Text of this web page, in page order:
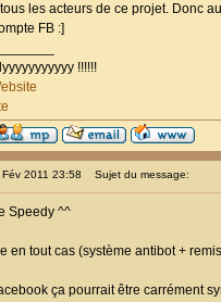
les acteurs de ce projet. Donc
FB :]
!!!!!!
2011 23:58 Sujet du message:
Speedy ^^
en tout cas (système antibot +
ça pourrait être carrément